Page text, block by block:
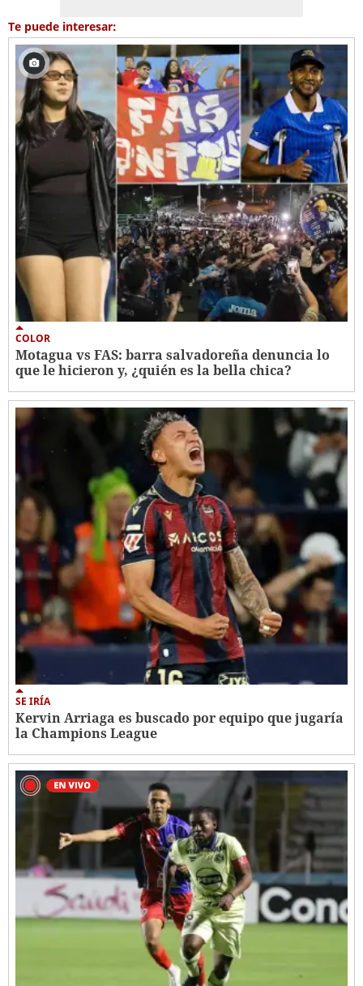
Te puede interesar:
COLOR
Motagua vs FAS: barra salvadoreña denuncia lo
que le hicieron y, ¿quién es la bella chica?
SE IRÍA
Kervin Arriaga es buscado por equipo que jugaría
la Champions League